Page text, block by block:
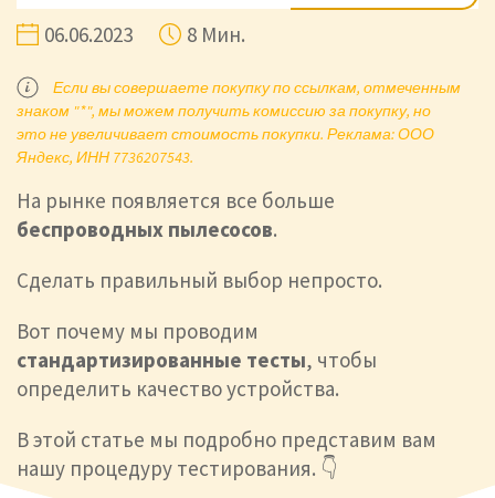
06.06.2023
8 Мин.
Если вы совершаете покупку по ссылкам, отмеченным
знаком "*", мы можем получить комиссию за покупку, но
это не увеличивает стоимость покупки. Реклама: ООО
Яндекс, ИНН 7736207543.
На рынке появляется все больше
беспроводных пылесосов.
Сделать правильный выбор непросто.
Вот почему мы проводим
стандартизированные тесты, чтобы
определить качество устройства.
В этой статье мы подробно представим вам
нашу процедуру тестирования. 👇